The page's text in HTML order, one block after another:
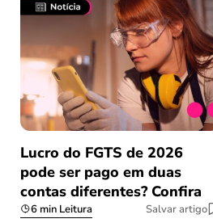
Achei
burocracia
Comentário
Lucro do FGTS de 2026
pode ser pago em duas
contas diferentes? Confira
6 min Leitura Salvar artigo